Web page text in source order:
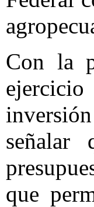
Con la
señalar
que